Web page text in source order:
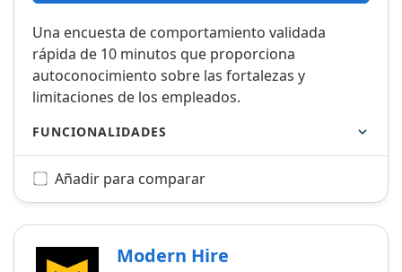
Una encuesta de comportamiento validada
rápida de 10 minutos que proporciona
autoconocimiento sobre las fortalezas y
limitaciones de los empleados.
FUNCIONALIDADES
Añadir para comparar
Modern Hire